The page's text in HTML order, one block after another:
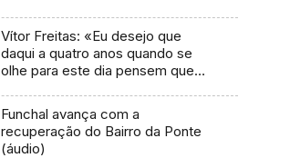
Vítor Freitas: «Eu desejo que
daqui a quatro anos quando se
olhe para este dia pensem que
Funchal avança com a
recuperação do Bairro da Ponte
(áudio)